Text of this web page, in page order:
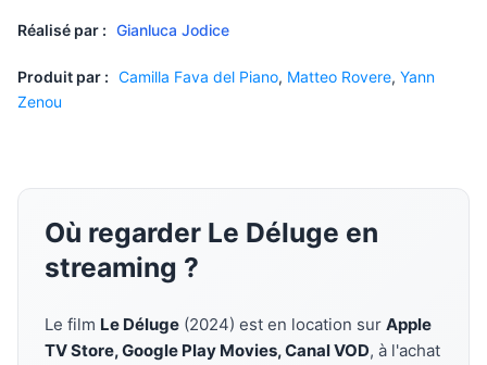
Réalisé par : Gianluca Jodice
Produit par : Camilla Fava del Piano, Matteo Rovere, Yann
Zenou
Où regarder Le Déluge en
streaming ?
Le film Le Déluge (2024) est en location sur Apple
TV Store, Google Play Movies, Canal VOD, à l'achat